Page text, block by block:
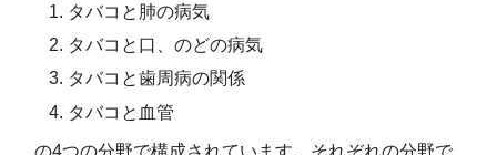
タバコと肺の病気
タバコと口、のどの病気
タバコと歯周病の関係
タバコと血管
の4つの分野で構成されています。それぞれの分野で、